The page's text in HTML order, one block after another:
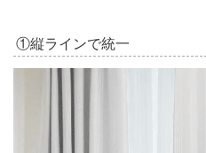
①縦ラインで統一